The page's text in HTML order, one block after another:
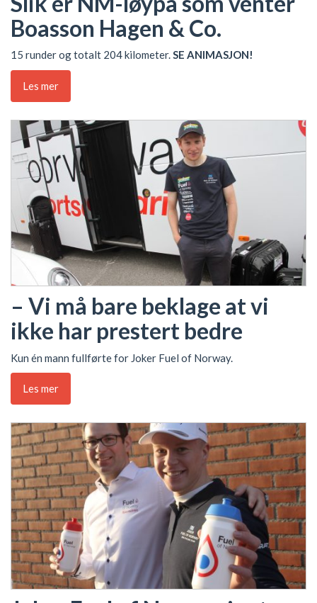
Boasson Hagen & Co.
15 runder og totalt 204 kilometer.SE ANIMASJON!
Les mer
– Vi må bare beklage at vi
ikke har prestert bedre
Kun én mann fullførte for Joker Fuel of Norway.
Les mer